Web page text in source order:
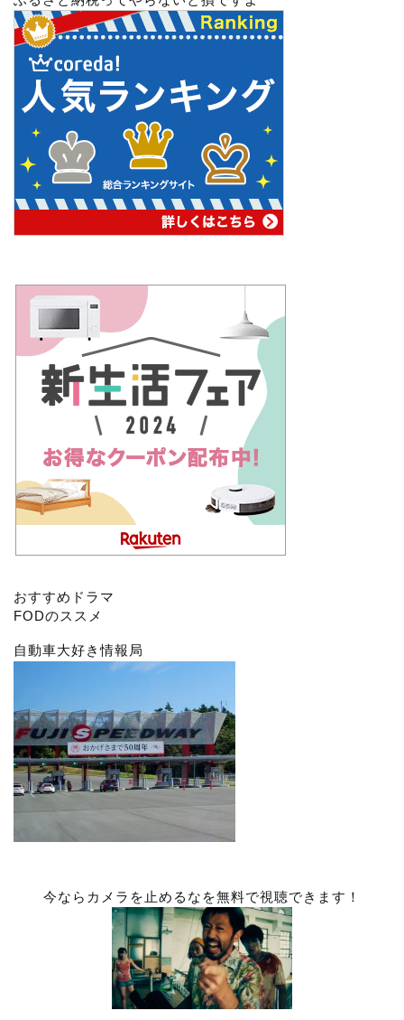
おすすめドラマ
FODのススメ
自動車大好き情報局
今ならカメラを止めるなを無料で視聴できます！